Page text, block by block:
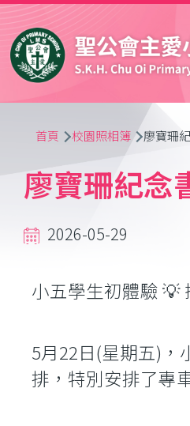
移至主內容
導
航
連
結
首頁 校園照相簿 廖寶珊
廖寶珊紀念
2026-05-29
小五學生初體驗 💡
5月22日(星期五)，
排，特別安排了專